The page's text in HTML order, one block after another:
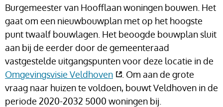
Burgemeester van Hoofflaan woningen bouwen. Het
gaat om een nieuwbouwplan met op het hoogste
punt twaalf bouwlagen. Het beoogde bouwplan sluit
aan bij de eerder door de gemeenteraad
vastgestelde uitgangspunten voor deze locatie in de
Omgevingsvisie Veldhoven
. Om aan de grote
vraag naar huizen te voldoen, bouwt Veldhoven in de
periode 2020-2032 5000 woningen bij.